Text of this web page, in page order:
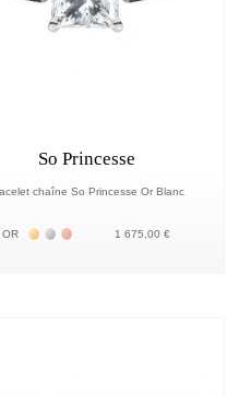
So Princesse
chaîne So Princesse Or Blanc
OR Жёлтое золото 18К
Белое золото 18К
Розовое золото 18К
1 675,00 €